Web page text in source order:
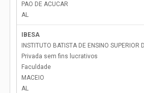
PAO DE ACUCAR
AL
IBESA
INSTITUTO BATISTA DE ENSINO SUPERIOR
Privada sem fins lucrativos
Faculdade
MACEIO
AL